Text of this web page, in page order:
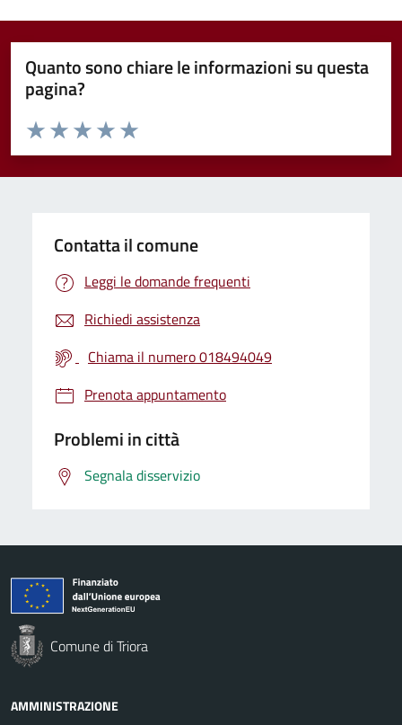
Quanto sono chiare le informazioni su questa
pagina?
Valuta da 1 a 5 stelle la pagina
Valuta 5 stelle su 5
Valuta 4 stelle su 5
Valuta 3 stelle su 5
Valuta 2 stelle su 5
Valuta 1 stelle su 5
Contatta il comune
Leggi le domande frequenti
Richiedi assistenza
Chiama il numero 018494049
Prenota appuntamento
Problemi in città
Segnala disservizio
Comune di Triora
AMMINISTRAZIONE